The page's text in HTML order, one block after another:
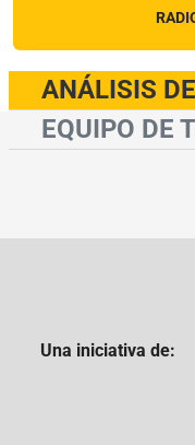
ANÁLISIS
EQUIPO DE
Una iniciativa de: